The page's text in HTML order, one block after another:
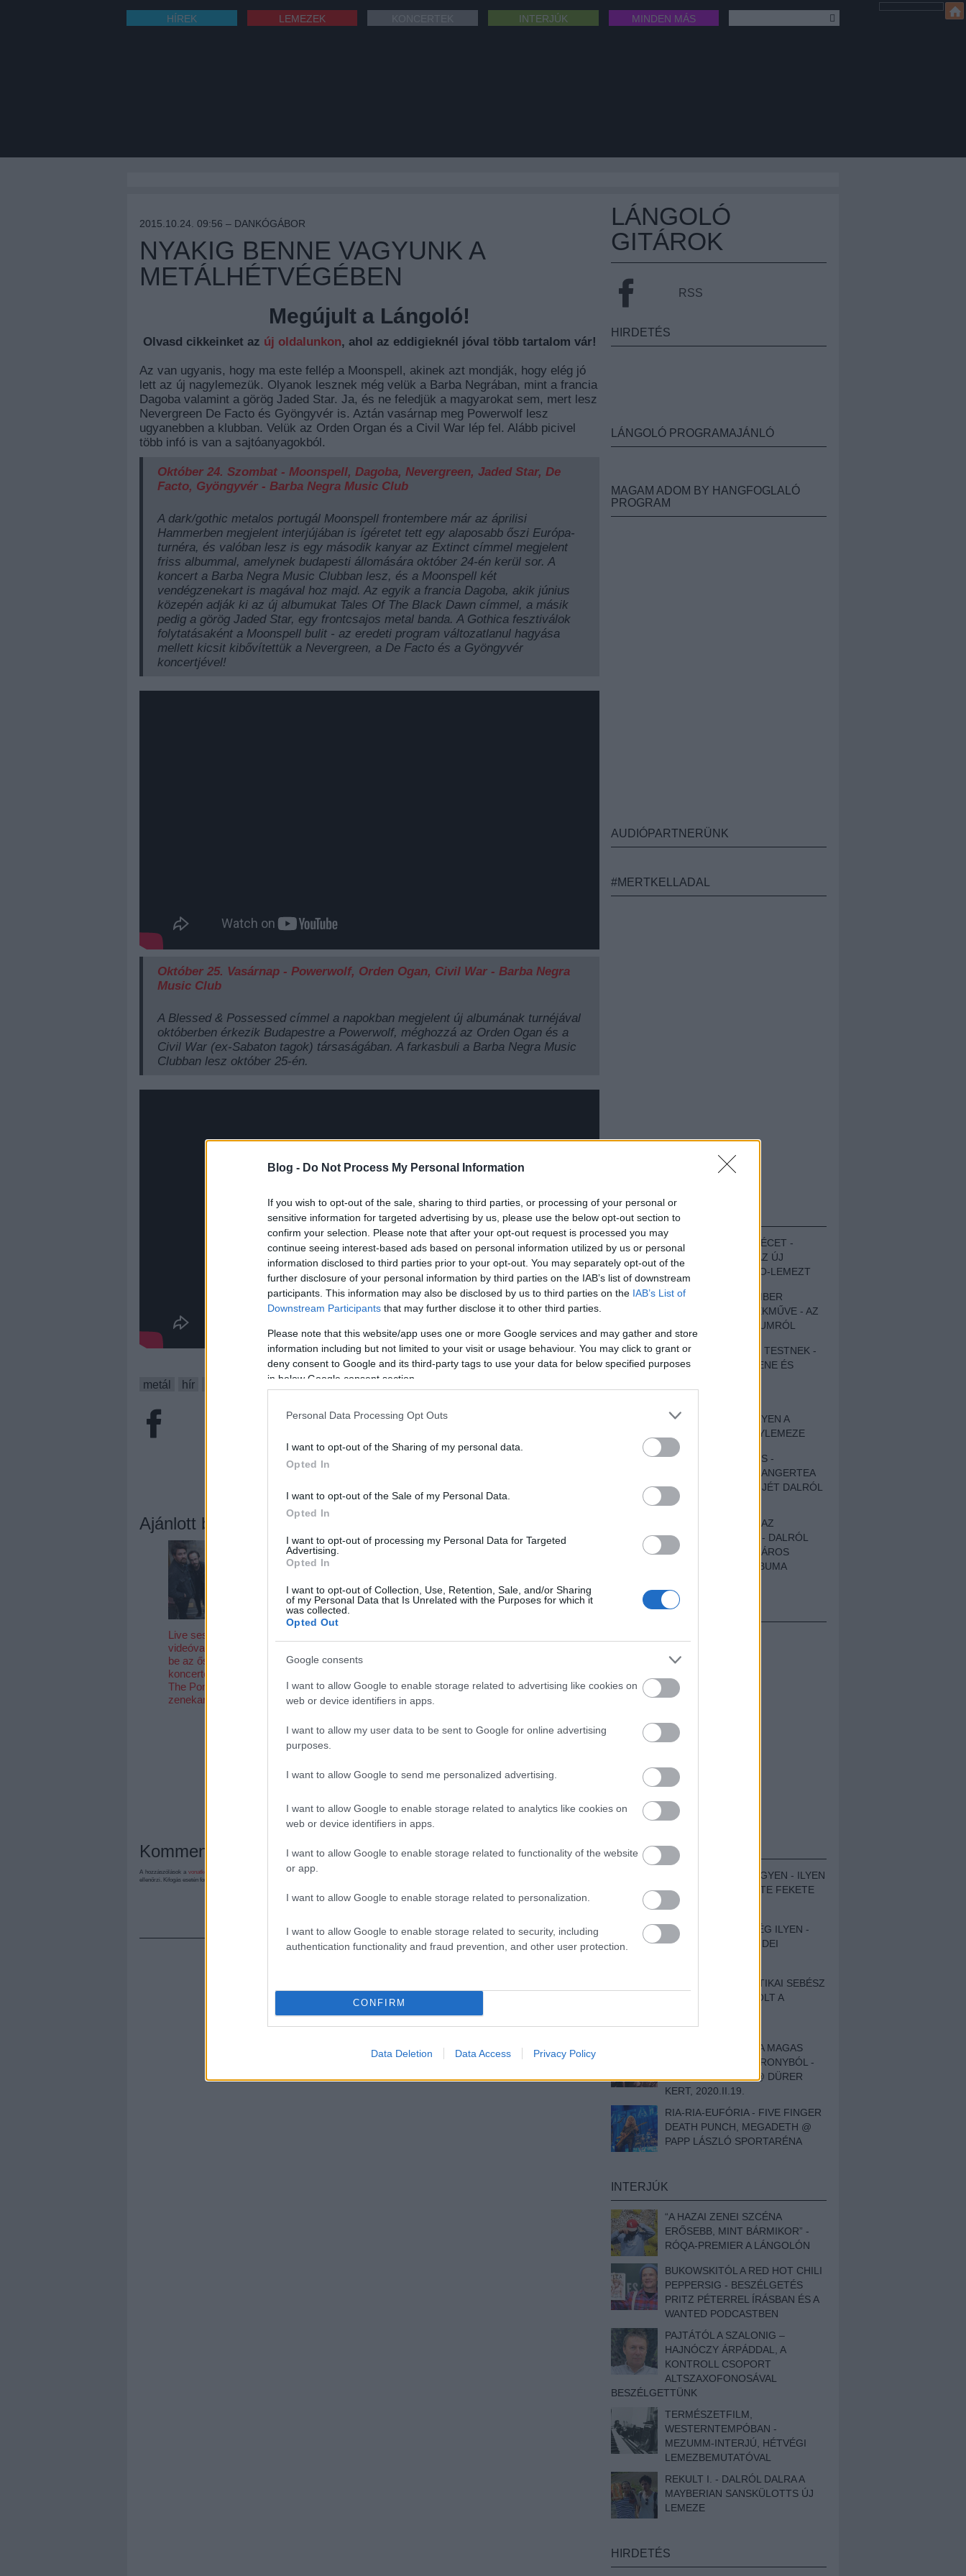
Blog - Do Not Process My Personal Information
If you wish to opt-out of the sale, sharing to third parties, or processing of your personal or
sensitive information for targeted advertising by us, please use the below opt-out section to
confirm your selection. Please note that after your opt-out request is processed you may
continue seeing interest-based ads based on personal information utilized by us or personal
information disclosed to third parties prior to your opt-out. You may separately opt-out of the
further disclosure of your personal information by third parties on the IAB’s list of downstream
participants. This information may also be disclosed by us to third parties on the IAB’s List of
Downstream Participants that may further disclose it to other third parties.
Please note that this website/app uses one or more Google services and may gather and store
information including but not limited to your visit or usage behaviour. You may click to grant or
deny consent to Google and its third-party tags to use your data for below specified purposes
in below Google consent section.
Personal Data Processing Opt Outs
I want to opt-out of the Sharing of my personal data.
Opted In
I want to opt-out of the Sale of my Personal Data.
Opted In
I want to opt-out of processing my Personal Data for Targeted
Advertising.
Opted In
I want to opt-out of Collection, Use, Retention, Sale, and/or Sharing
of my Personal Data that Is Unrelated with the Purposes for which it
was collected.
Opted Out
Google consents
I want to allow Google to enable storage related to advertising like cookies on
web or device identifiers in apps.
I want to allow my user data to be sent to Google for online advertising
purposes.
I want to allow Google to send me personalized advertising.
I want to allow Google to enable storage related to analytics like cookies on
web or device identifiers in apps.
I want to allow Google to enable storage related to functionality of the website
or app.
I want to allow Google to enable storage related to personalization.
I want to allow Google to enable storage related to security, including
authentication functionality and fraud prevention, and other user protection.
CONFIRM
Data Deletion Data Access Privacy Policy
HÍREK LEMEZEK INTERJÚK MINDEN MÁS
2015.10.24. 09:56 – DANKÓGÁBOR
NYAKIG BENNE VAGYUNK A
METÁLHÉTVÉGÉBEN
Megújult a Lángoló!
Olvasd cikkeinket az új oldalunkon, ahol az eddigieknél jóval több tartalom vár!
Az van ugyanis, hogy ma este fellép a Moonspell, akinek azt mondják, hogy elég jó
lett az új nagylemezük. Olyanok lesznek még velük a Barba Negrában, mint a francia
Dagoba valamint a görög Jaded Star. Ja, és ne feledjük a magyarokat sem, mert lesz
Nevergreen De Facto és Gyöngyvér is. Aztán vasárnap meg Powerwolf lesz
ugyanebben a klubban. Velük az Orden Organ és a Civil War lép fel. Alább picivel
több infó is van a sajtóanyagokból.
Október 24. Szombat - Moonspell, Dagoba, Nevergreen, Jaded Star, De
Facto, Gyöngyvér - Barba Negra Music Club
A dark/gothic metalos portugál Moonspell frontembere már az áprilisi
Hammerben megjelent interjújában is ígéretet tett egy alaposabb őszi Európa-
turnéra, és valóban lesz is egy második kanyar az Extinct címmel megjelent
friss albummal, amelynek budapesti állomására október 24-én kerül sor. A
koncert a Barba Negra Music Clubban lesz, és a Moonspell két
vendégzenekart is magával hoz majd. Az egyik a francia Dagoba, akik június
közepén adják ki az új albumukat Tales Of The Black Dawn címmel, a másik
pedig a görög Jaded Star, egy frontcsajos metal banda. A Gothica fesztiválok
folytatásaként a Moonspell bulit - az eredeti program változatlanul hagyása
mellett kicsit kibővítettük a Nevergreen, a De Facto és a Gyöngyvér
koncertjével!
Október 25. Vasárnap - Powerwolf, Orden Ogan, Civil War - Barba Negra
Music Club
A Blessed & Possessed címmel a napokban megjelent új albumának turnéjával
októberben érkezik Budapestre a Powerwolf, méghozzá az Orden Ogan és a
Civil War (ex-Sabaton tagok) társaságában. A farkasbuli a Barba Negra Music
Clubban lesz október 25-én.
metál hír
Ajánlott bejegyzések:
Live session
videóval melegít
be az őszi
koncertek előtt a
The Pontiac
zenekar
Red- és Bury
koncertek új
dátuma
OliverFromEarth-
Visszavette a
eladásokban
Kommentek:
A hozzászólások a vonatkozó jogszabályok értelmében felhasználói tartalomnak minősülnek, értük a
ellenőrzi. Kifogás esetén forduljon a blog szerkesztőjéhez. Részletek a
LÁNGOLÓ
GITÁROK
RSS
HIRDETÉS
LÁNGOLÓ PROGRAMAJÁNLÓ
MAGAM ADOM BY HANGFOGLALÓ
PROGRAM
AUDIÓPARTNERÜNK
#MERTKELLADAL
EZT HALLGASD!
MEGUGROTTÁK A LÉCET -
MEGHALLGATTUK AZ ÚJ
PROTEST THE HERO-LEMEZT
EGY DÜHÖS VÉNEMBER
UNIVERZÁLIS REMEKMŰVE - AZ
ÚJ BOB DYLAN-ALBUMRÓL
ZENE LÉLEKNEK ÉS TESTNEK -
AUTENTIKUS NÉPZENE ÉS
SZOMORKODÁS - ILYEN A
KATATONIA ÚJ NAGYLEMEZE
CROCODILE NERVES -
HALLGASD MEG AZ ANGERTEA
MA MEGJELENT EP-JÉT DALRÓL
DALRA!
A FELELŐSSÉGTŐL AZ
ELLOPOTT FÖLDIG - DALRÓL
DALRA A KÉPZELT VÁROS
SAMIZDAT CÍMŰ ALBUMA
HIRDETÉS
BESZÁMOLÓK
ZENÉS TÁBOR A HEGYEN - ILYEN
VOLT A VÍRUS SZÜLTE FEKETE
ZAJ FESZTIVÁL
SOHA NEM VOLT MÉG ILYEN -
BESZÁMOLÓNK AZ IDEI
EGY HALLÁSPLASZTIKAI SEBÉSZ
NAPLÓJA - ILYEN VOLT A
DOKUMENTUMFILM
MÉLY FÉRFIBÁNAT A MAGAS
ELEFÁNTCSONTTORONYBÓL -
LEPROUS, KLONE @ DÜRER
KERT, 2020.II.19.
RIA-RIA-EUFÓRIA - FIVE FINGER
DEATH PUNCH, MEGADETH @
PAPP LÁSZLÓ SPORTARÉNA
INTERJÚK
“A HAZAI ZENEI SZCÉNA
ERŐSEBB, MINT BÁRMIKOR” -
RÓQA-PREMIER A LÁNGOLÓN
BUKOWSKITÓL A RED HOT CHILI
PEPPERSIG - BESZÉLGETÉS
PRITZ PÉTERREL ÍRÁSBAN ÉS A
WANTED PODCASTBEN
PAJTÁTÓL A SZALONIG –
HAJNÓCZY ÁRPÁDDAL, A
KONTROLL CSOPORT
ALTSZAXOFONOSÁVAL
BESZÉLGETTÜNK
TERMÉSZETFILM,
WESTERNTEMPÓBAN -
MEZUMM-INTERJÚ, HÉTVÉGI
LEMEZBEMUTATÓVAL
REKULT I. - DALRÓL DALRA A
MAYBERIAN SANSKÜLOTTS ÚJ
LEMEZE
HIRDETÉS